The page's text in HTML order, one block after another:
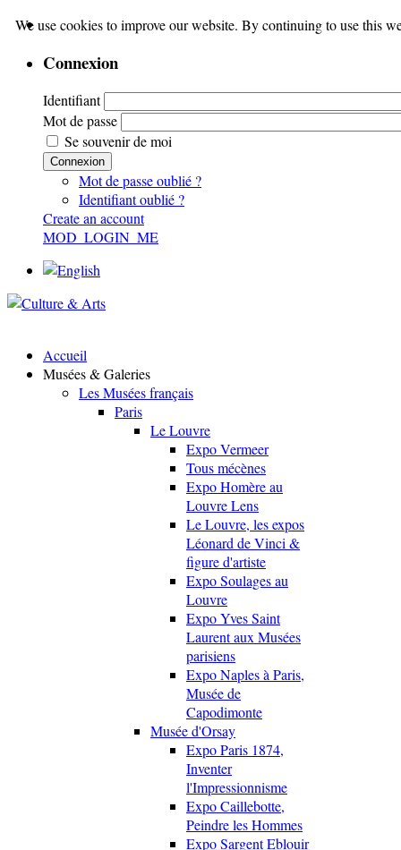
Connexion
Identifiant
Mot de passe
Se souvenir de moi
Connexion
Mot de passe oublié ?
Identifiant oublié ?
Create an account
MOD_LOGIN_ME
Accueil
Musées & Galeries
Les Musées français
Paris
Le Louvre
Expo Vermeer
Tous mécènes
Expo Homère au
Louvre Lens
Le Louvre, les expos
Léonard de Vinci &
figure d'artiste
Expo Soulages au
Louvre
Expo Yves Saint
Laurent aux Musées
parisiens
Expo Naples à Paris,
Musée de
Capodimonte
Musée d'Orsay
Expo Paris 1874,
Inventer
l'Impressionnisme
Expo Caillebotte,
Peindre les Hommes
Expo Sargent Eblouir
We use cookies to improve our website. By continuing to use this